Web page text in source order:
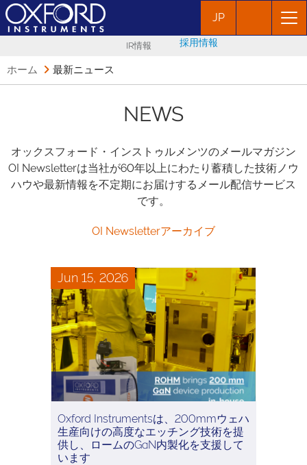
JP
IR情報 採用情報
ホーム 最新ニュース
NEWS
オックスフォード・インストゥルメンツのメールマガジン
OI Newsletterは当社が60年以上にわたり蓄積した技術ノウ
ハウや最新情報を不定期にお届けするメール配信サービス
です。
OI Newsletterアーカイブ
Jun 15, 2026
Oxford Instrumentsは、200mmウェハ
生産向けの高度なエッチング技術を提
供し、ロームのGaN内製化を支援して
います